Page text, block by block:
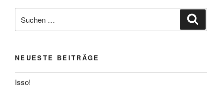
nach:
NEUESTE BEITRÄGE
Isso!